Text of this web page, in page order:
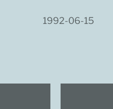
1992-06-15